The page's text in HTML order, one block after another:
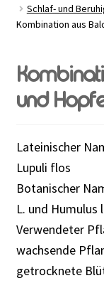
Sale
Kontakt | FAQ
Schlaf- und
Kombination aus
und
Lateinischer
Lupuli flos
Botanischer
L. und Humulus
Verwendeter
wachsende
getrocknete